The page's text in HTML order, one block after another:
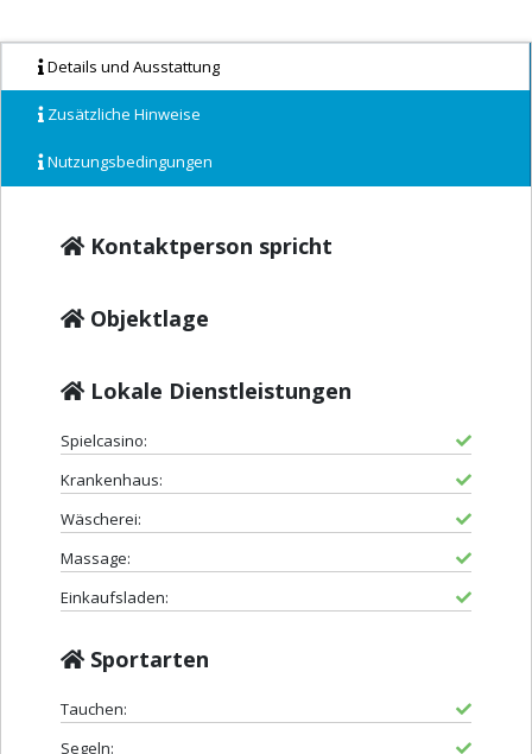
Details und Ausstattung
Zusätzliche Hinweise
Nutzungsbedingungen
Kontaktperson spricht
Objektlage
Lokale Dienstleistungen
Spielcasino:
Krankenhaus:
Wäscherei:
Massage:
Einkaufsladen:
Sportarten
Tauchen:
Segeln: